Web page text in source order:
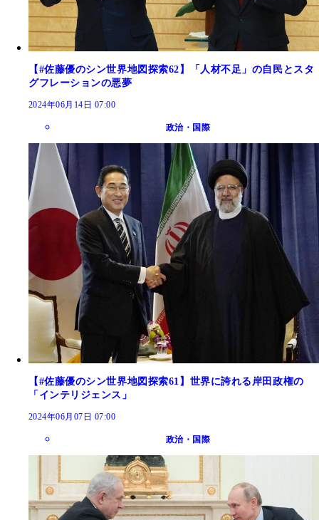
【#佐藤優のシン世界地図探索62】「人材不足」の自民とスタ
グフレーションの悪夢
2024年06月14日 07:00
政治・国際
【#佐藤優のシン世界地図探索61】世界に誇れる岸田政権の
「インテリジェンス」
2024年06月07日 07:00
政治・国際